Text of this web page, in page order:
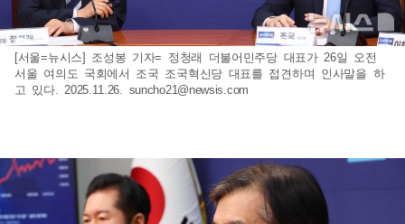
[서울=뉴시스] 조성봉 기자= 정청래 더불어민주당 대표가 26일 오전
서울 여의도 국회에서 조국 조국혁신당 대표를 접견하며 인사말을 하
고 있다. 2025.11.26. suncho21@newsis.com